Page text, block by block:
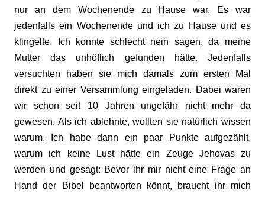
nur an dem Wochenende zu Hause war. Es war
jedenfalls ein Wochenende und ich zu Hause und es
klingelte. Ich konnte schlecht nein sagen, da meine
Mutter das unhöflich gefunden hätte. Jedenfalls
versuchten haben sie mich damals zum ersten Mal
direkt zu einer Versammlung eingeladen. Dabei waren
wir schon seit 10 Jahren ungefähr nicht mehr da
gewesen. Als ich ablehnte, wollten sie natürlich wissen
warum. Ich habe dann ein paar Punkte aufgezählt,
warum ich keine Lust hätte ein Zeuge Jehovas zu
werden und gesagt: Bevor ihr mir nicht eine Frage an
Hand der Bibel beantworten könnt, braucht ihr mich